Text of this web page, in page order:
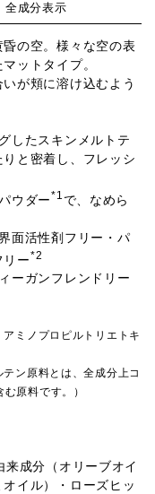
全成分表示
の空。様々な空の表
ットタイプ。
が頬に溶け込むよう
したスキンメルトテ
と密着し、フレッシ
ウダー*1 で、なめら
面活性剤フリー・パ
リー*2
ーガンフレンドリー
ミノプロピルトリエトキ
ン原料とは、全成分上コ
原料です。）
成分（オリーブオイ
イル）・ローズヒッ